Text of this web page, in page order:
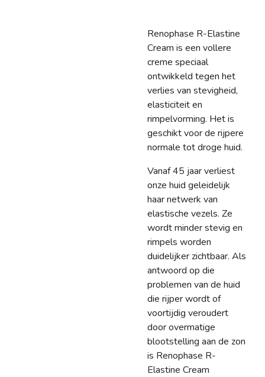
Renophase R-Elastine
Cream is een vollere
creme speciaal
ontwikkeld tegen het
verlies van stevigheid,
elasticiteit en
rimpelvorming. Het is
geschikt voor de rijpere
normale tot droge huid.
Vanaf 45 jaar verliest
onze huid geleidelijk
haar netwerk van
elastische vezels. Ze
wordt minder stevig en
rimpels worden
duidelijker zichtbaar. Als
antwoord op die
problemen van de huid
die rijper wordt of
voortijdig veroudert
door overmatige
blootstelling aan de zon
is Renophase R-
Elastine Cream